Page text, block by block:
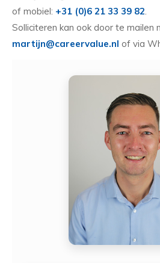
of mobiel: +31 (0)6 21 33 39 82.
Solliciteren kan ook door te mailen
martijn@careervalue.nl of via